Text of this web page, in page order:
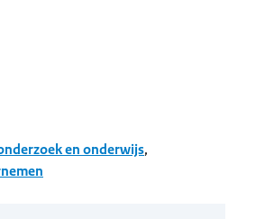
en onderwijs,